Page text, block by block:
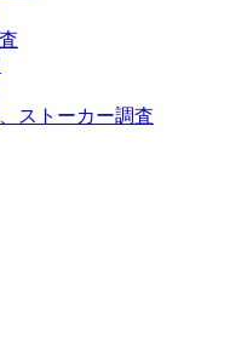
ストーカー調査